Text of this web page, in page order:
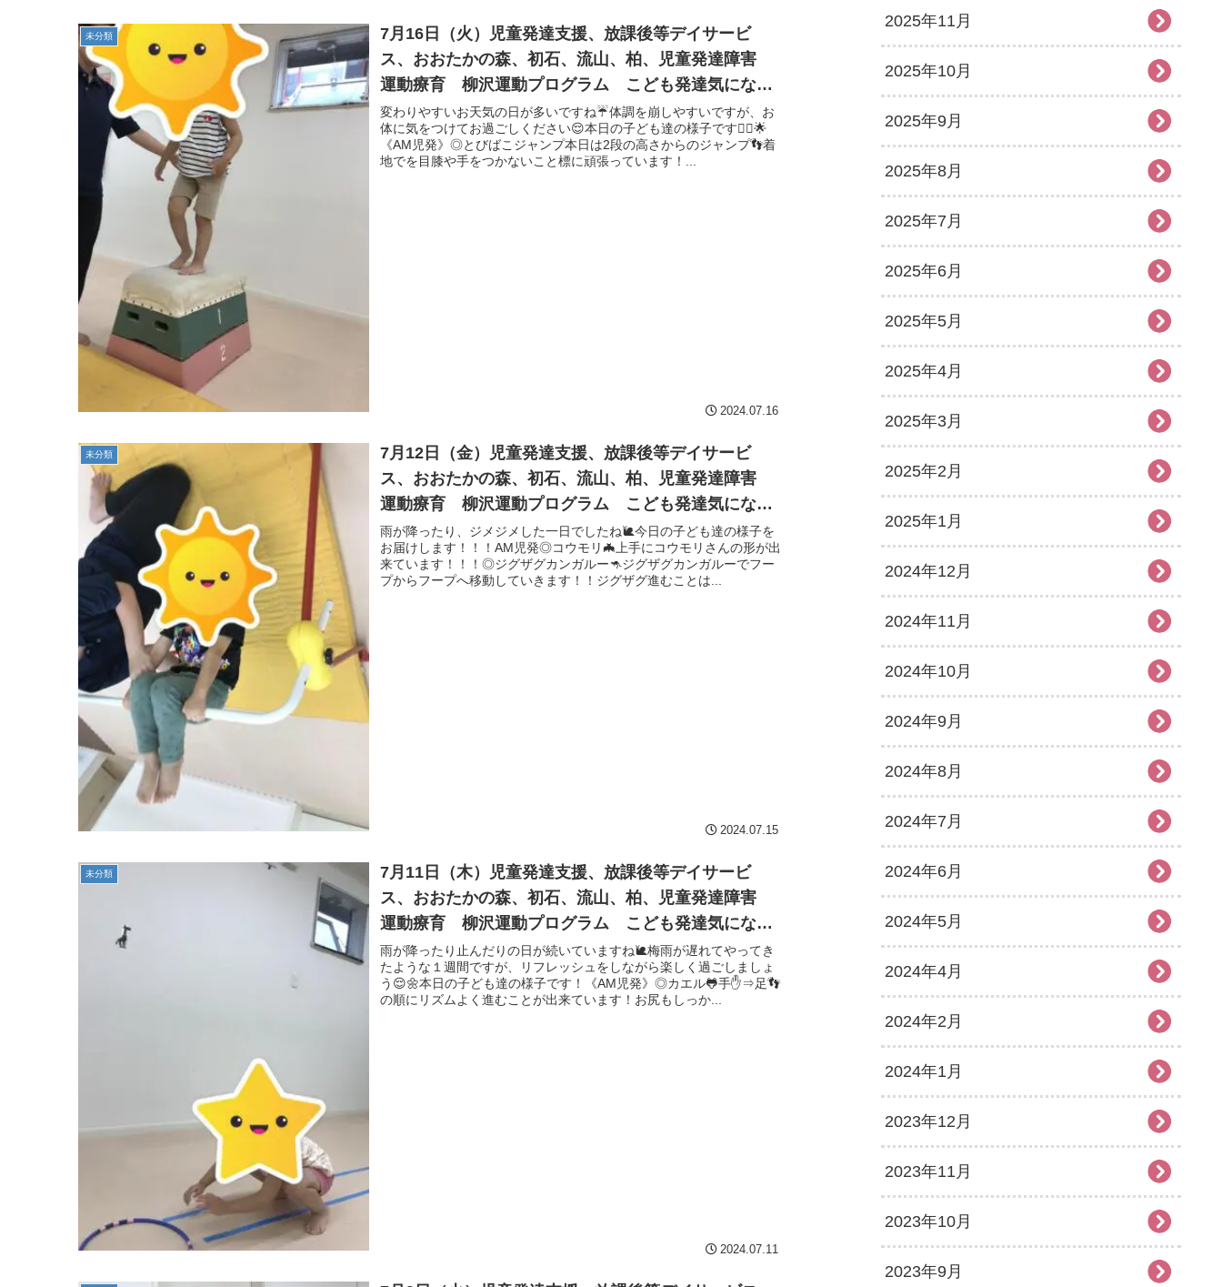
未分類
7月16日（火）児童発達支援、放課後等デイサービ
ス、おおたかの森、初石、流山、柏、児童発達障害
運動療育 柳沢運動プログラム こども発達気にな
る 発達障害 放デイ 自閉症 ADHD アスペルガー
症候
変わりやすいお天気の日が多いですね☔体調を崩しやすいですが、お
体に気をつけてお過ごしください😌本日の子ども達の様子です🤸‍♀️🌟
《AM児発》◎とびばこジャンプ本日は2段の高さからのジャンプ👣着
地でを目膝や手をつかないこと標に頑張っています！...
2024.07.16
未分類
7月12日（金）児童発達支援、放課後等デイサービ
ス、おおたかの森、初石、流山、柏、児童発達障害
運動療育 柳沢運動プログラム こども発達気にな
る 発達障害 放デイ 自閉症 ADHD アスペルガー
症候
雨が降ったり、ジメジメした一日でしたね🐌今日の子ども達の様子を
お届けします！！！AM児発◎コウモリ🦇上手にコウモリさんの形が出
来ています！！！◎ジグザグカンガルー🦘ジグザグカンガルーでフー
プからフープへ移動していきます！！ジグザグ進むことは...
2024.07.15
未分類
7月11日（木）児童発達支援、放課後等デイサービ
ス、おおたかの森、初石、流山、柏、児童発達障害
運動療育 柳沢運動プログラム こども発達気にな
る 発達障害 放デイ 自閉症 ADHD アスペルガー
症候
雨が降ったり止んだりの日が続いていますね🐌梅雨が遅れてやってき
たような１週間ですが、リフレッシュをしながら楽しく過ごしましょ
う😌🌼本日の子ども達の様子です！《AM児発》◎カエル🐸手✋⇒足👣
の順にリズムよく進むことが出来ています！お尻もしっか...
2024.07.11
2025年11月
2025年10月
2025年9月
2025年8月
2025年7月
2025年6月
2025年5月
2025年4月
2025年3月
2025年2月
2025年1月
2024年12月
2024年11月
2024年10月
2024年9月
2024年8月
2024年7月
2024年6月
2024年5月
2024年4月
2024年2月
2024年1月
2023年12月
2023年11月
2023年10月
2023年9月